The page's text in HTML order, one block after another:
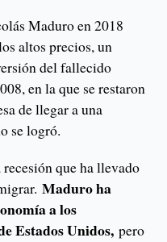
Maduro en 2018
altos precios, un
del fallecido
en la que se restaron
de llegar a una
se logró.
que ha llevado
Maduro ha
a los
Estados Unidos, pero